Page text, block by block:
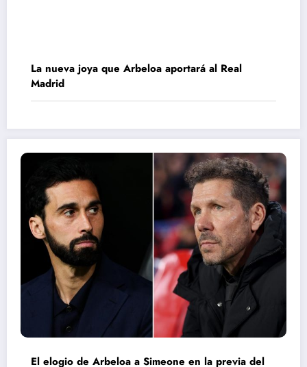
La nueva joya que Arbeloa aportará al Real
Madrid
El elogio de Arbeloa a Simeone en la previa del